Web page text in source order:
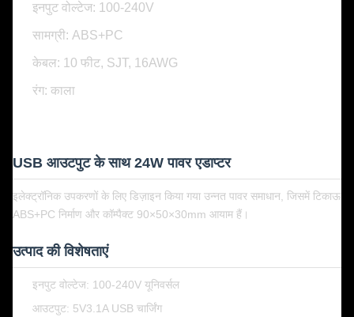
इनपुट वोल्टेज: 100-240V
सामग्री: ABS+PC
केबल: 10 फीट, SJT, 16AWG
रंग: काला
USB आउटपुट के साथ 24W पावर एडाप्टर
इलेक्ट्रॉनिक उपकरणों के लिए डिज़ाइन किया गया उन्नत पावर समाधान, जिसमें टिकाऊ
ABS+PC निर्माण और कॉम्पैक्ट 90×50×30mm आयाम हैं।
उत्पाद की विशेषताएं
इनपुट वोल्टेज: 100-240V यूनिवर्सल
आउटपुट: 5V3.1A USB चार्जिंग